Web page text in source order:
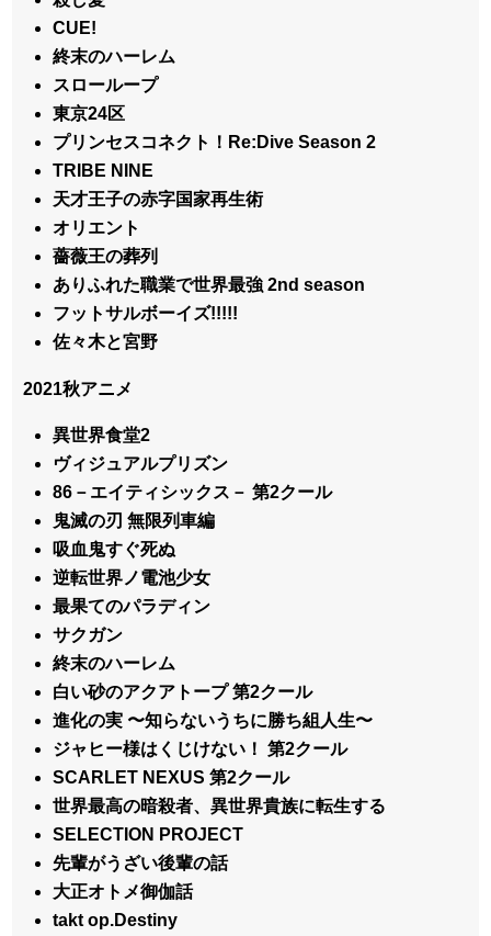
CUE!
終末のハーレム
スローループ
東京24区
プリンセスコネクト！Re:Dive Season 2
TRIBE NINE
天才王子の赤字国家再生術
オリエント
薔薇王の葬列
ありふれた職業で世界最強 2nd season
フットサルボーイズ!!!!!
佐々木と宮野
2021秋アニメ
異世界食堂2
ヴィジュアルプリズン
86－エイティシックス－ 第2クール
鬼滅の刃 無限列車編
吸血鬼すぐ死ぬ
逆転世界ノ電池少女
最果てのパラディン
サクガン
終末のハーレム
白い砂のアクアトープ 第2クール
進化の実 〜知らないうちに勝ち組人生〜
ジャヒー様はくじけない！ 第2クール
SCARLET NEXUS 第2クール
世界最高の暗殺者、異世界貴族に転生する
SELECTION PROJECT
先輩がうざい後輩の話
大正オトメ御伽話
takt op.Destiny